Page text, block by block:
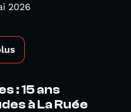
2026
: 15 ans
à La Ruée